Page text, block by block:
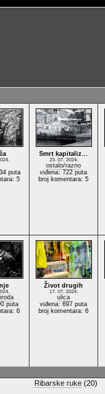
puta
5
Smrt kapitaliz…
23. 07. 2024.
ostalo/razno
viđena: 722 puta
broj komentara: 5
puta
6
Život drugih
17. 07. 2024.
ulica
viđena: 697 puta
broj komentara: 6
Ribarske ruke (20)